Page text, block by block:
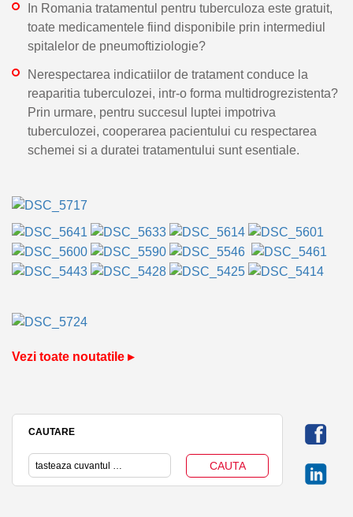
In Romania tratamentul pentru tuberculoza este gratuit,
toate medicamentele fiind disponibile prin intermediul
spitalelor de pneumoftiziologie?
Nerespectarea indicatiilor de tratament conduce la
reaparitia tuberculozei, intr-o forma multidrogrezistenta?
Prin urmare, pentru succesul luptei impotriva
tuberculozei, cooperarea pacientului cu respectarea
schemei si a duratei tratamentului sunt esentiale.
Vezi toate noutatile ▸
CAUTARE